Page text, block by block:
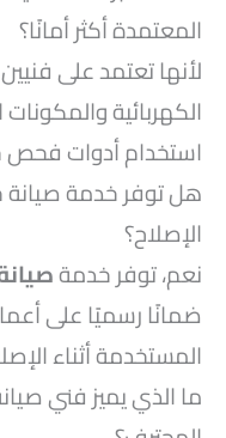
المعتمدة أكثر أمانًا؟
لأنها تعتمد على
الكهربائية
استخدام أدوات فحص
هل توفر خدمة صيانة
الإصلاح؟
نعم، توفر خدمة
ضمانًا رسميًا على
المستخدمة أثناء
ما الذي يميز فني